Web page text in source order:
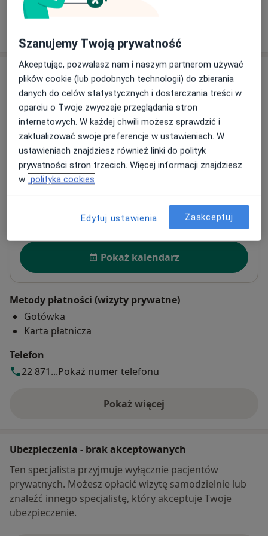
regatowe żeglarstwo. W wieku lat 14 byłem 8y w
Mistrzostwach Warszawy w tenisie ziemnym , w wieku
lat 18 byłem powołany do Kadry Narodowej Siatkówki,
a na Uczelni z zespołem zdobyłem w ciągu 6 lat, 3 złote
Polski Siatkówki Uczelni Medycznych.
Serdecznie zapraszam do Kliniki Model Med, Centrum
Medyczne Damiana , Centrum Medycyny Sportowej na
Skrze w których konsultuję i operuję.
Adresy (2)
Adres 1 Adres 2
Szpital LUX MED - Warszawa - ul. Puławska
455
Puławska 455,
Powiększ mapęotwiera się w nowej karcie
Dostępność
Pokaż kalendarz
Metody płatności (wizyty prywatne)
Gotówka
Karta płatnicza
Telefon
22 871...Pokaż numer telefonu
Pokaż więcej
o adresie
Ubezpieczenia - brak akceptowanych
Ten specjalista przyjmuje wyłącznie pacjentów
prywatnych. Możesz opłacić wizytę samodzielnie lub
znaleźć innego specjalistę, który akceptuje Twoje
ubezpieczenie.
Szanujemy Twoją prywatność
Akceptując, pozwalasz nam i naszym partnerom używać
plików cookie (lub podobnych technologii) do zbierania
danych do celów statystycznych i dostarczania treści w
oparciu o Twoje zwyczaje przeglądania stron
internetowych. W każdej chwili możesz sprawdzić i
zaktualizować swoje preferencje w ustawieniach. W
ustawieniach znajdziesz również linki do polityk
prywatności stron trzecich. Więcej informacji znajdziesz
w polityka cookies
Edytuj ustawienia Zaakceptuj